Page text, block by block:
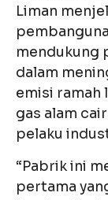
Liman
mendukung
dalam
emisi ramah
gas alam
pelaku
“Pabrik ini
pertama